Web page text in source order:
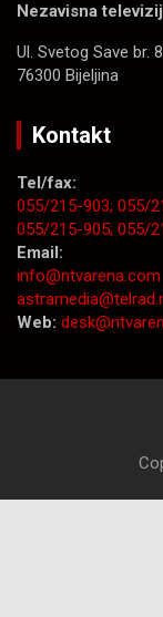
Nezavisna
Ul. Svetog Save br.
76300 Bijeljina
Kontakt
Tel/fax:
055/215-903; 055/
055/215-905; 055/
Email:
info@ntvarena.com
Web: